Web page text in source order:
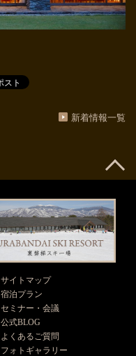
新着情報一覧
サイトマップ
宿泊プラン
セミナー・会議
公式BLOG
よくあるご質問
フォトギャラリー